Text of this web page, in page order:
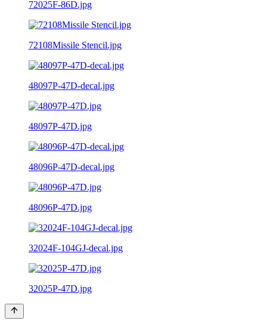
72025F-86D.jpg
72108Missile Stencil.jpg
48097P-47D-decal.jpg
48097P-47D.jpg
48096P-47D-decal.jpg
48096P-47D.jpg
32024F-104GJ-decal.jpg
32025P-47D.jpg